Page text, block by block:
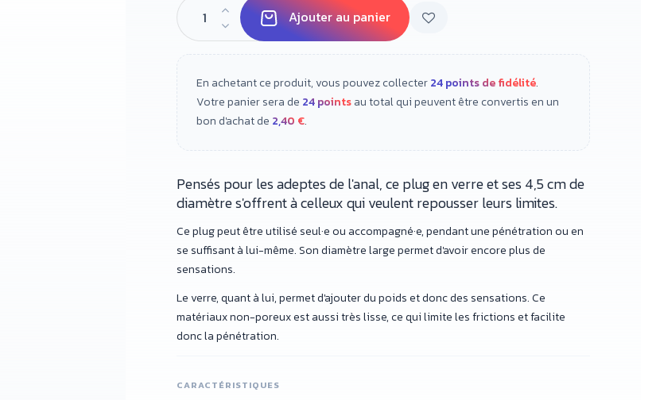
Ajouter au panier
En achetant ce produit, vous pouvez collecter24points de fidélité.
Votre panier sera de 24pointsau total qui peuvent être convertis en un
bon d'achat de 2,40 €.
Pensés pour les adeptes de l'anal, ce plug en verre et ses 4,5 cm de
diamètre s'offrent à celleux qui veulent repousser leurs limites.
Ce plug peut être utilisé seul·e ou accompagné·e, pendant une pénétration ou en
se suffisant à lui-même. Son diamètre large permet d'avoir encore plus de
sensations.
Le verre, quant à lui, permet d'ajouter du poids et donc des sensations. Ce
matériaux non-poreux est aussi très lisse, ce qui limite les frictions et facilite
donc la pénétration.
CARACTÉRISTIQUES